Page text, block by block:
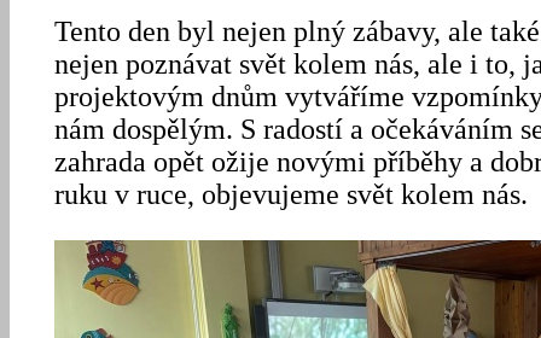
Tento den byl nejen plný zábavy, ale
nejen poznávat svět kolem nás, ale i to,
projektovým dnům vytváříme
nám dospělým. S radostí a očekáváním
zahrada opět ožije novými příběhy a
ruku v ruce, objevujeme svět kolem nás.